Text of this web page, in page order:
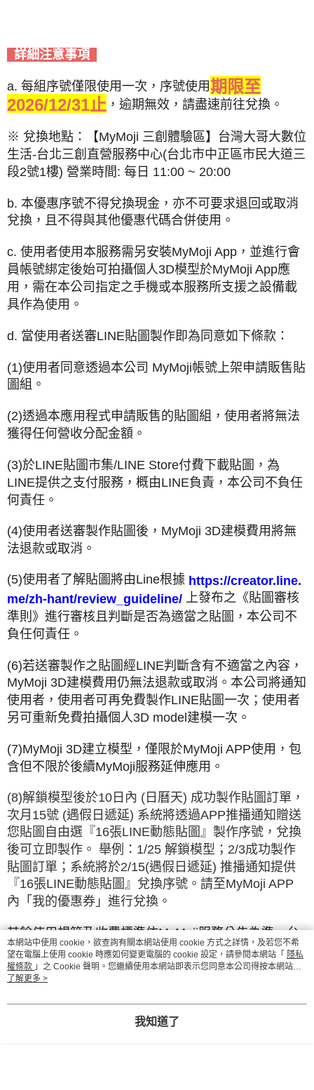
詳細注意事項
a. 每組序號僅限使用一次，序號使用 期限至
2026/12/31止 ，逾期無效，請盡速前往兌換。
※ 兌換地點：【MyMoji 三創體驗區】台灣大哥大數位
生活-台北三創直營服務中心(台北市中正區市民大道三
段2號1樓) 營業時間: 每日 11:00 ~ 20:00
b. 本優惠序號不得兌換現金，亦不可要求退回或取消
兌換，且不得與其他優惠代碼合併使用。
c. 使用者使用本服務需另安裝MyMoji App，並進行會
員帳號綁定後始可拍攝個人3D模型於MyMoji App應
用，需在本公司指定之手機或本服務所支援之設備載
具作為使用。
d. 當使用者送審LINE貼圖製作即為同意如下條款：
(1)使用者同意透過本公司 MyMoji帳號上架申請販售貼
圖組。
(2)透過本應用程式申請販售的貼圖組，使用者將無法
獲得任何營收分配金額。
(3)於LINE貼圖市集/LINE Store付費下載貼圖，為
LINE提供之支付服務，概由LINE負責，本公司不負任
何責任。
(4)使用者送審製作貼圖後，MyMoji 3D建模費用將無
法退款或取消。
(5)使用者了解貼圖將由Line根據 https://creator.line.
me/zh-hant/review_guideline/
上發布之《貼圖審核
準則》進行審核且判斷是否為適當之貼圖，本公司不
負任何責任。
(6)若送審製作之貼圖經LINE判斷含有不適當之內容，
MyMoji 3D建模費用仍無法退款或取消。本公司將通知
使用者，使用者可再免費製作LINE貼圖一次；使用者
另可重新免費拍攝個人3D model建模一次。
(7)MyMoji 3D建立模型，僅限於MyMoji APP使用，包
含但不限於後續MyMoji服務延伸應用。
(8)解鎖模型後於10日內 (日曆天) 成功製作貼圖訂單，
次月15號 (遇假日遞延) 系統將透過APP推播通知贈送
您貼圖自由選『16張LINE動態貼圖』製作序號，兌換
後可立即製作。 舉例 ：1/25 解鎖模型；2/3成功製作
貼圖訂單；系統將於2/15(遇假日遞延) 推播通知提供
『16張LINE動態貼圖』兌換序號。請至MyMoji APP
內「我的優惠券」進行兌換。
其餘使用規範及收費標準依MyMoji服務公告為準，台
灣大哥大保留隨時變更、修正、暫停或終止本活動之
權利。
本網站中使用 cookie，欲查詢有關本網站使用 cookie 方式之詳情，及若您不希
望在電腦上使用 cookie 時應如何變更電腦的 cookie 設定，請參閱本網站「 隱私
權條款 」之 Cookie 聲明。您繼續使用本網站即表示您同意本公司得按本網站使
用條款之 Cookie 聲明使用 cookie。
了解更多 >
我知道了